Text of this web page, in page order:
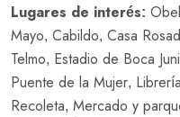
Lugares de interés:
Mayo, Cabildo, Casa
Telmo, Estadio de Boca
Puente de la Mujer,
Recoleta, Mercado y